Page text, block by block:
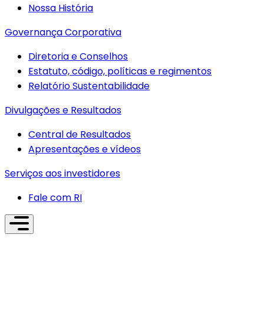
Nossa História
Governança Corporativa
Diretoria e Conselhos
Estatuto, código, políticas e regimentos
Relatório Sustentabilidade
Divulgações e Resultados
Central de Resultados
Apresentações e vídeos
Serviços aos investidores
Fale com RI